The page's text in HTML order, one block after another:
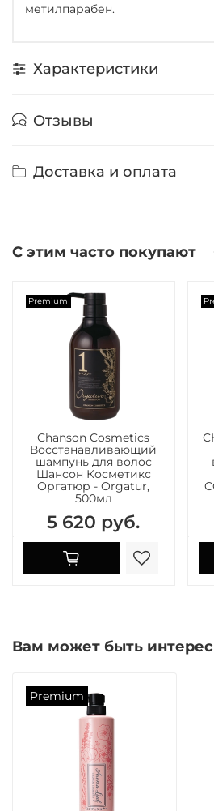
метилпарабен.
Характеристики
Отзывы
Доставка и оплата
С этим часто покупают
Premium
Chanson Cosmetics
Восстанавливающий
шампунь для волос
Шансон Косметикс
Оргатюр - Orgatur,
500мл
5 620 руб.
Вам может быть
Premium